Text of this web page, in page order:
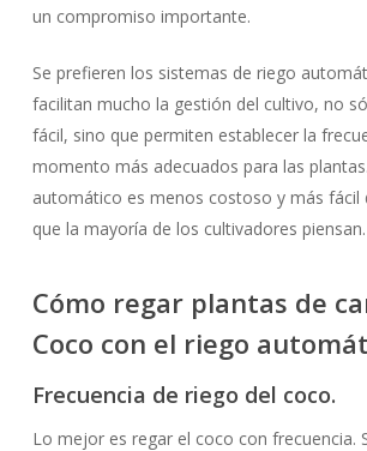
un compromiso importante.
Se prefieren los sistemas de riego
facilitan mucho la gestión del cultivo, no
fácil, sino que permiten establecer la
momento más adecuados para las
automático es menos costoso y más fácil
que la mayoría de los cultivadores piensan.
Cómo regar plantas de
Coco con el riego
Frecuencia de riego del coco.
Lo mejor es regar el coco con frecuencia.